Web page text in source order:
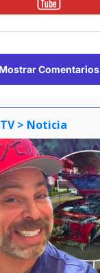
Mostrar Comentarios
> Noticia